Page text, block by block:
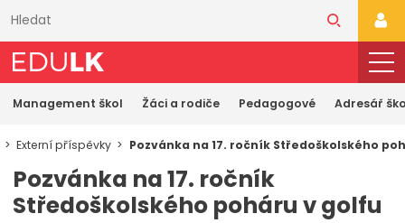
obsahu
Management škol Žáci a rodiče Pedagogové Adresář
Externí příspěvky Pozvánka na 17. ročník Středoškolského
Pozvánka na 17. ročník
Středoškolského poháru v golfu